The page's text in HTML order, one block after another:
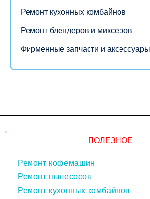
Ремонт кухонных комбайнов
Ремонт блендеров и миксеров
Фирменные запчасти и аксессуары
ПОЛЕЗНОЕ
Ремонт кофемашин
Ремонт пылесосов
Ремонт кухонных комбайнов